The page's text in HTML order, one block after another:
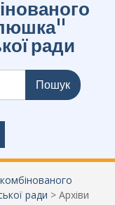
ради
ради > Архіви